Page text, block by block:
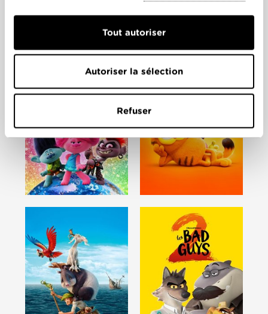
Tout autoriser
Autoriser la sélection
Refuser